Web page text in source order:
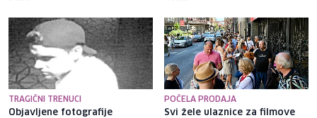
TRAGIČNI TRENUCI
Objavljene fotografije
POČELA PRODAJA
Svi žele ulaznice za filmove